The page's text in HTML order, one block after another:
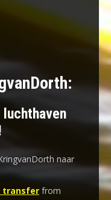
naar
transfer from